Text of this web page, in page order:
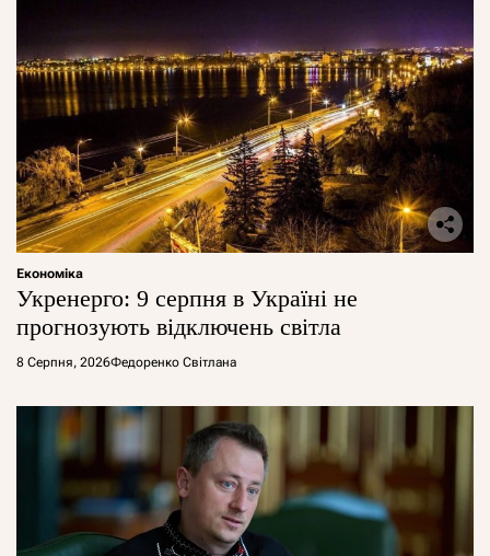
Економіка
Укренерго: 9 серпня в Україні не
прогнозують відключень світла
8 Серпня, 2026Федоренко Світлана